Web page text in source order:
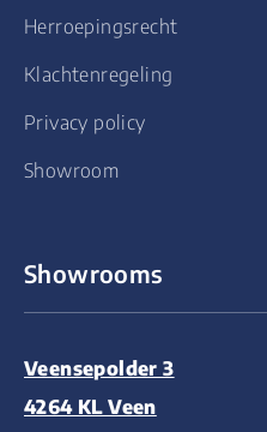
Herroepingsrecht
Klachtenregeling
Privacy policy
Showroom
Showrooms
Veensepolder 3
4264 KL Veen